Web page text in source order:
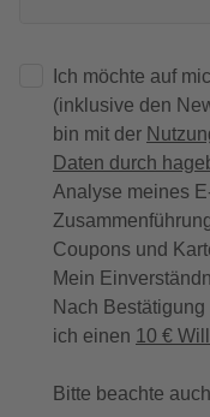
Ich möchte auf
(inklusive den
bin mit der
Daten durch
Analyse meines
Coupons und
Mein
Nach
ich einen 10 €
Bitte beachte